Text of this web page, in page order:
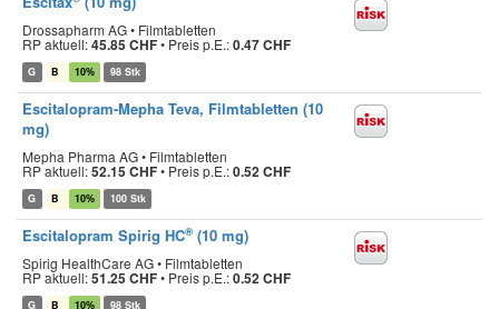
Drossapharm AG • Filmtabletten
RP aktuell:45.85 CHF• Preis p.E.:0.47 CHF
G B 10% 98 Stk
Escitalopram-Mepha Teva, Filmtabletten (10
mg)
Mepha Pharma AG • Filmtabletten
RP aktuell:52.15 CHF• Preis p.E.:0.52 CHF
G B 10% 100 Stk
Escitalopram Spirig HC® (10 mg)
Spirig HealthCare AG • Filmtabletten
RP aktuell:51.25 CHF• Preis p.E.:0.52 CHF
G B 10% 98 Stk